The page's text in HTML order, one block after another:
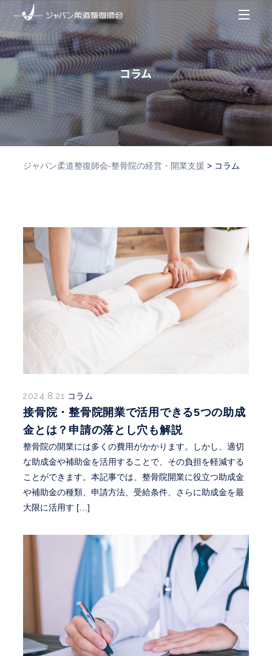
コラム
ジャパン柔道整復師会‐整骨院の経営・開業支援 > コラム
2024.8.21 コラム
接骨院・整骨院開業で活用できる5つの助成
金とは？申請の落とし穴も解説
整骨院の開業には多くの費用がかかります。しかし、適切
な助成金や補助金を活用することで、その負担を軽減する
ことができます。本記事では、整骨院開業に役立つ助成金
や補助金の種類、申請方法、受給条件、さらに助成金を最
大限に活用す […]